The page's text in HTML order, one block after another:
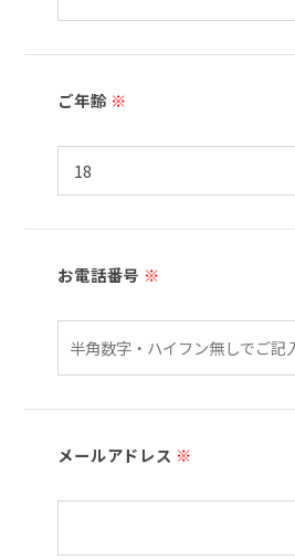
ご年齢 ※
お電話番号 ※
メールアドレス ※